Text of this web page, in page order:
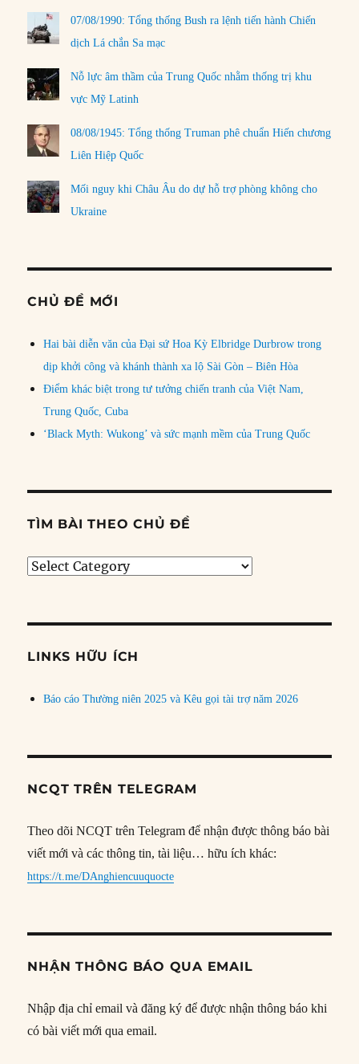
07/08/1990: Tổng thống Bush ra lệnh tiến hành Chiến
dịch Lá chắn Sa mạc
Nỗ lực âm thầm của Trung Quốc nhằm thống trị khu
vực Mỹ Latinh
08/08/1945: Tổng thống Truman phê chuẩn Hiến chương
Liên Hiệp Quốc
Mối nguy khi Châu Âu do dự hỗ trợ phòng không cho
Ukraine
CHỦ ĐỀ MỚI
Hai bài diễn văn của Đại sứ Hoa Kỳ Elbridge Durbrow trong
dịp khởi công và khánh thành xa lộ Sài Gòn – Biên Hòa
Điểm khác biệt trong tư tưởng chiến tranh của Việt Nam,
Trung Quốc, Cuba
‘Black Myth: Wukong’ và sức mạnh mềm của Trung Quốc
TÌM BÀI THEO CHỦ ĐỀ
Tìm
đề
LINKS HỮU ÍCH
Báo cáo Thường niên 2025 và Kêu gọi tài trợ năm 2026
NCQT TRÊN TELEGRAM
Theo dõi NCQT trên Telegram để nhận được thông báo bài
viết mới và các thông tin, tài liệu… hữu ích khác:
https://t.me/DAnghiencuuquocte
NHẬN THÔNG BÁO QUA EMAIL
Nhập địa chỉ email và đăng ký để được nhận thông báo khi
có bài viết mới qua email.